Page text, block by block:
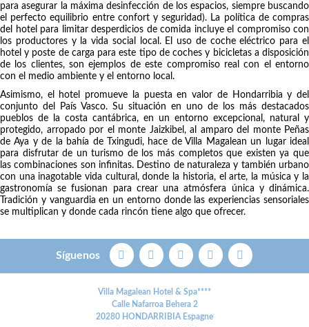
para asegurar la máxima desinfección de los espacios, siempre buscando
el perfecto equilibrio entre confort y seguridad). La política de compras
del hotel para limitar desperdicios de comida incluye el compromiso con
los productores y la vida social local. El uso de coche eléctrico para el
hotel y poste de carga para este tipo de coches y bicicletas a disposición
de los clientes, son ejemplos de este compromiso real con el entorno
con el medio ambiente y el entorno local.
Asimismo, el hotel promueve la puesta en valor de Hondarribia y del
conjunto del País Vasco. Su situación en uno de los más destacados
pueblos de la costa cantábrica, en un entorno excepcional, natural y
protegido, arropado por el monte Jaizkibel, al amparo del monte Peñas
de Aya y de la bahía de Txingudi, hace de Villa Magalean un lugar ideal
para disfrutar de un turismo de los más completos que existen ya que
las combinaciones son infinitas. Destino de naturaleza y también urbano
con una inagotable vida cultural, donde la historia, el arte, la música y la
gastronomía se fusionan para crear una atmósfera única y dinámica.
Tradición y vanguardia en un entorno donde las experiencias sensoriales
se multiplican y donde cada rincón tiene algo que ofrecer.
Síguenos
Villa Magalean Hotel & Spa****
Calle Nafarroa Behera 2
20280 HONDARRIBIA Espagne